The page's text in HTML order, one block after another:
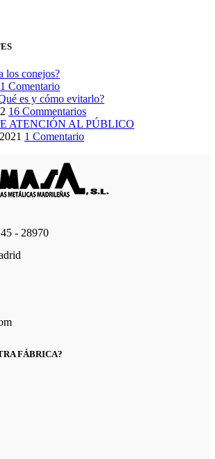
los conejos?
1 Comentario
es y cómo evitarlo?
16 Commentarios
ATENCIÓN AL PÚBLICO
1 Comentario
- 28970
FÁBRICA?